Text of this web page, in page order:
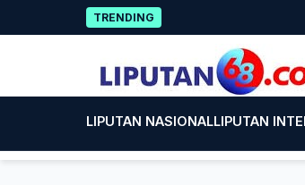
to
TRENDING
LIPUTAN NASIONALLIPUTAN